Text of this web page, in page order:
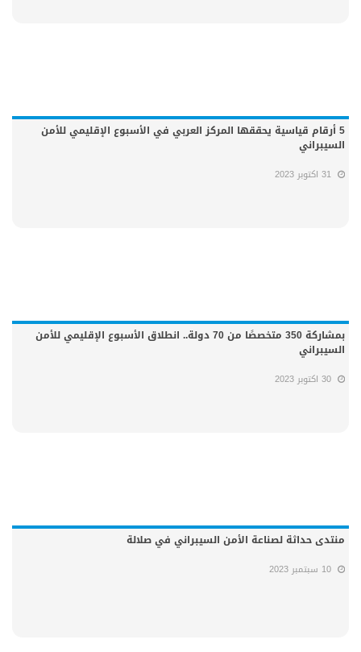
5 أرقام قياسية يحققها المركز العربي في الأسبوع الإقليمي للأمن
السيبراني
31 اكتوبر 2023
بمشاركة 350 متخصصًا من 70 دولة.. انطلاق الأسبوع الإقليمي للأمن
السيبراني
30 اكتوبر 2023
منتدى حداثة لصناعة الأمن السيبراني في صلالة
10 سبتمبر 2023